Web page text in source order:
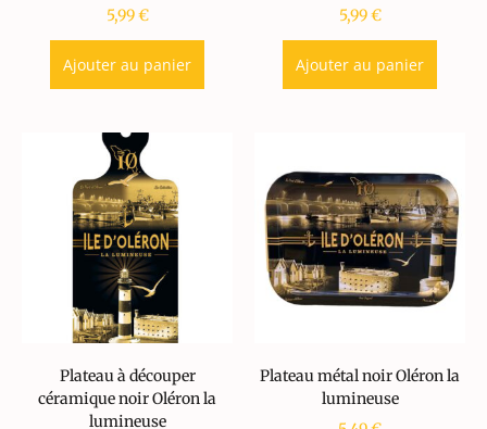
5,99€
Ajouter au panier
5,99€
Ajouter au panier
Plateau à découper
céramique noir Oléron la
lumineuse
Plateau métal noir Oléron la
lumineuse